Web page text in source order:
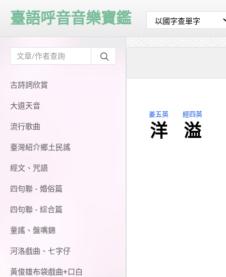
古詩詞欣賞
大道天音
流行歌曲
臺灣紹介鄉土民謠
經文、咒語
四句聯 - 婚俗篇
四句聯 - 綜合篇
童謠、盤嘴錦
河洛戲曲、七字仔
黃俊雄布袋戲曲+口白
臺語呼音音樂寶鑑
姜五英
洋
經四英
溢